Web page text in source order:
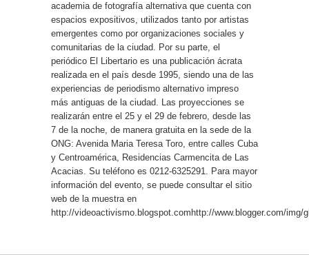
academia de fotografía alternativa que cuenta con
espacios expositivos, utilizados tanto por artistas
emergentes como por organizaciones sociales y
comunitarias de la ciudad. Por su parte, el
periódico El Libertario es una publicación ácrata
realizada en el país desde 1995, siendo una de las
experiencias de periodismo alternativo impreso
más antiguas de la ciudad. Las proyecciones se
realizarán entre el 25 y el 29 de febrero, desde las
7 de la noche, de manera gratuita en la sede de la
ONG: Avenida Maria Teresa Toro, entre calles Cuba
y Centroamérica, Residencias Carmencita de Las
Acacias. Su teléfono es 0212-6325291. Para mayor
información del evento, se puede consultar el sitio
web de la muestra en
http://videoactivismo.blogspot.comhttp://www.blogger.com/img/